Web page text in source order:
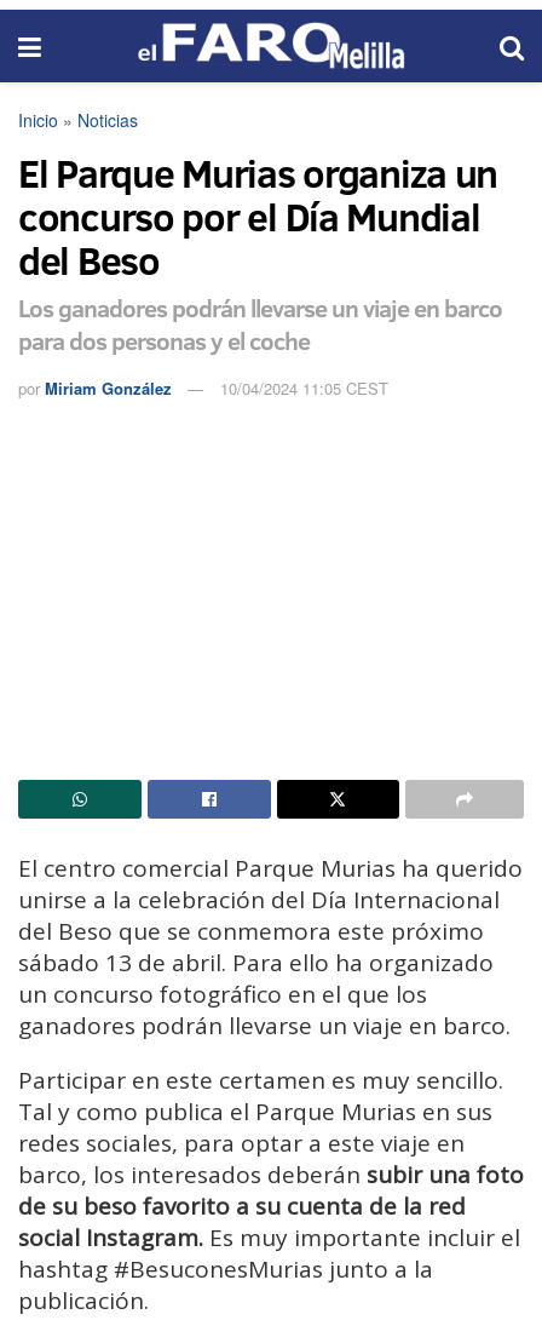
Inicio » Noticias
El Parque Murias organiza un
concurso por el Día Mundial
del Beso
Los ganadores podrán llevarse un viaje en barco
para dos personas y el coche
por Miriam González 10/04/2024 11:05 CEST
El centro comercial Parque Murias ha querido
unirse a la celebración del Día Internacional
del Beso que se conmemora este próximo
sábado 13 de abril. Para ello ha organizado
un concurso fotográfico en el que los
ganadores podrán llevarse un viaje en barco.
Participar en este certamen es muy sencillo.
Tal y como publica el Parque Murias en sus
redes sociales, para optar a este viaje en
barco, los interesados deberán subir una foto
de su beso favorito a su cuenta de la red
social Instagram. Es muy importante incluir el
hashtag #BesuconesMurias junto a la
publicación.